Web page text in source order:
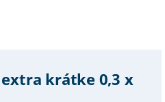
extra krátke 0,3 x